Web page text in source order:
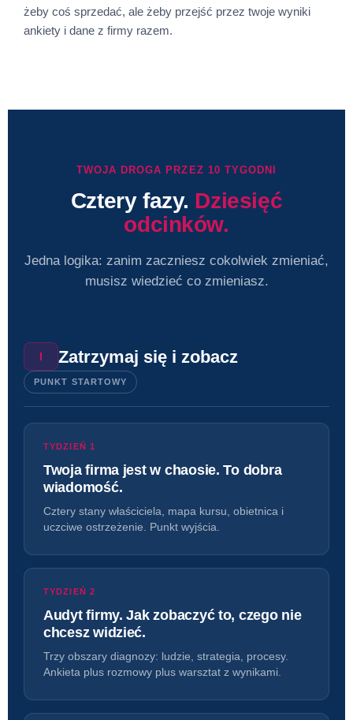
żeby coś sprzedać, ale żeby przejść przez twoje wyniki
ankiety i dane z firmy razem.
TWOJA DROGA PRZEZ 10 TYGODNI
Cztery fazy. Dziesięć
odcinków.
Jedna logika: zanim zaczniesz cokolwiek zmieniać,
musisz wiedzieć co zmieniasz.
I Zatrzymaj się i zobacz
PUNKT STARTOWY
TYDZIEŃ 1
Twoja firma jest w chaosie. To dobra
wiadomość.
Cztery stany właściciela, mapa kursu, obietnica i
uczciwe ostrzeżenie. Punkt wyjścia.
TYDZIEŃ 2
Audyt firmy. Jak zobaczyć to, czego nie
chcesz widzieć.
Trzy obszary diagnozy: ludzie, strategia, procesy.
Ankieta plus rozmowy plus warsztat z wynikami.